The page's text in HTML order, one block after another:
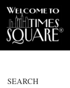
SEARCH